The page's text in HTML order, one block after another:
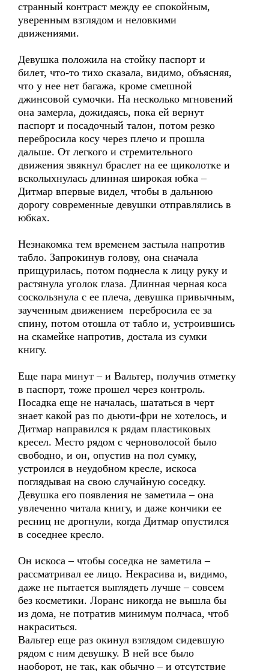
странный контраст между ее спокойным,
уверенным взглядом и неловкими
движениями.
Девушка положила на стойку паспорт и
билет, что-то тихо сказала, видимо, объясняя,
что у нее нет багажа, кроме смешной
джинсовой сумочки. На несколько мгновений
она замерла, дожидаясь, пока ей вернут
паспорт и посадочный талон, потом резко
перебросила косу через плечо и прошла
дальше. От легкого и стремительного
движения звякнул браслет на ее щиколотке и
всколыхнулась длинная широкая юбка –
Дитмар впервые видел, чтобы в дальнюю
дорогу современные девушки отправлялись в
юбках.
Незнакомка тем временем застыла напротив
табло. Запрокинув голову, она сначала
прищурилась, потом поднесла к лицу руку и
растянула уголок глаза. Длинная черная коса
соскользнула с ее плеча, девушка привычным,
заученным движением перебросила ее за
спину, потом отошла от табло и, устроившись
на скамейке напротив, достала из сумки
книгу.
Еще пара минут – и Вальтер, получив отметку
в паспорт, тоже прошел через контроль.
Посадка еще не началась, шататься в черт
знает какой раз по дьюти-фри не хотелось, и
Дитмар направился к рядам пластиковых
кресел. Место рядом с черноволосой было
свободно, и он, опустив на пол сумку,
устроился в неудобном кресле, искоса
поглядывая на свою случайную соседку.
Девушка его появления не заметила – она
увлеченно читала книгу, и даже кончики ее
ресниц не дрогнули, когда Дитмар опустился
в соседнее кресло.
Он искоса – чтобы соседка не заметила –
рассматривал ее лицо. Некрасива и, видимо,
даже не пытается выглядеть лучше – совсем
без косметики. Лоранс никогда не вышла бы
из дома, не потратив минимум полчаса, чтоб
накраситься.
Вальтер еще раз окинул взглядом сидевшую
рядом с ним девушку. В ней все было
наоборот, не так, как обычно – и отсутствие